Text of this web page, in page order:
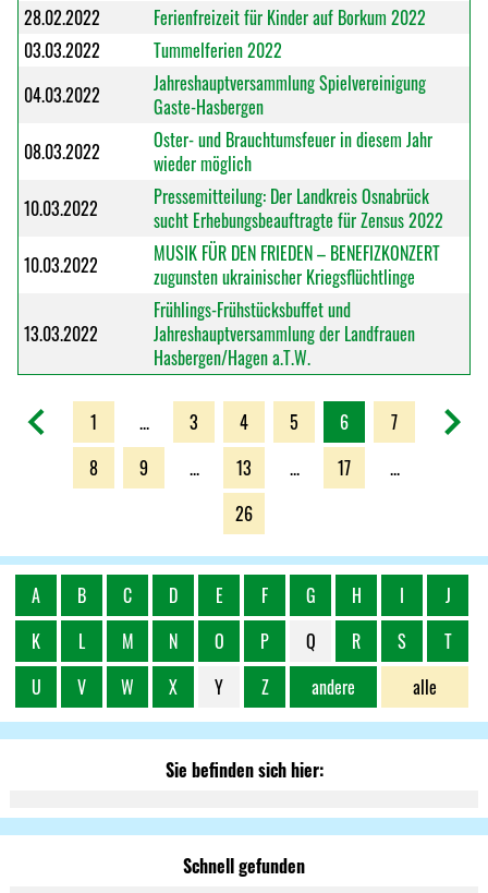
28.02.2022
Ferienfreizeit für Kinder auf Borkum 2022
03.03.2022
Tummelferien 2022
04.03.2022
Jahreshauptversammlung Spielvereinigung
Gaste-Hasbergen
08.03.2022
Oster- und Brauchtumsfeuer in diesem Jahr
wieder möglich
10.03.2022
Pressemitteilung: Der Landkreis Osnabrück
sucht Erhebungsbeauftragte für Zensus 2022
10.03.2022
MUSIK FÜR DEN FRIEDEN – BENEFIZKONZERT
zugunsten ukrainischer Kriegsflüchtlinge
13.03.2022
Frühlings-Frühstücksbuffet und
Jahreshauptversammlung der Landfrauen
Hasbergen/Hagen a.T.W.
1 ... 3 4 5 6
7
8
9 ... 13 ... 17
...
26
alle
A B C D E F G H I
J
K
L M N O P Q R S
T
U
V W X Y Z andere
Sie befinden sich hier:
Schnell gefunden